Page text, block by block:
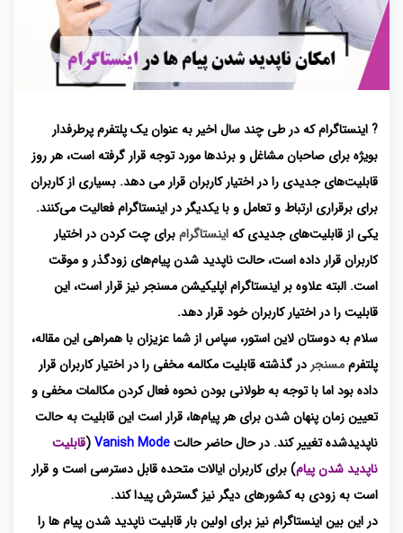
? اینستاگرام که در طی چند سال اخیر به‌ عنوان یک پلتفرم پرطرفدار
بویژه برای صاحبان مشاغل و برندها مورد توجه قرار گرفته است، هر روز
قابلیت‌های جدیدی را در اختیار کاربران قرار می دهد. بسیاری از کاربران
برای برقراری ارتباط و تعامل و با یکدیگر در اینستاگرام فعالیت می‌کنند.
یکی از قابلیت‌های جدیدی کهاینستاگرامبرای چت کردن در اختیار
کاربران قرار داده است، حالت ناپدید شدن پیام‌های زودگذر و موقت
است. البته علاوه بر اینستاگرام اپلیکیشن مسنجر نیز قرار است، این
قابلیت را در اختیار کاربران خود قرار دهد.
سلام به دوستان لاین استور، سپاس از شما عزیزان با همراهی این مقاله،
پلتفرممسنجر در گذشته قابلیت مکالمه مخفی را در اختیار کاربران قرار
داده بود اما با توجه به طولانی بودن نحوه فعال کردن مکالمات مخفی و
تعیین زمان پنهان شدن برای هر پیام‌ها، قرار است این قابلیت به حالت
ناپدیدشده تغییر کند. در حال حاضر حالتVanish Mode
(قابلیت
ناپدید شدن پیام) برای کاربران ایالات متحده قابل دسترسی است و قرار
است به‌ زودی به کشورهای دیگر نیز گسترش پیدا کند.
در این بین اینستاگرام نیز برای اولین بار قابلیت ناپدید شدن پیام‌ ها را